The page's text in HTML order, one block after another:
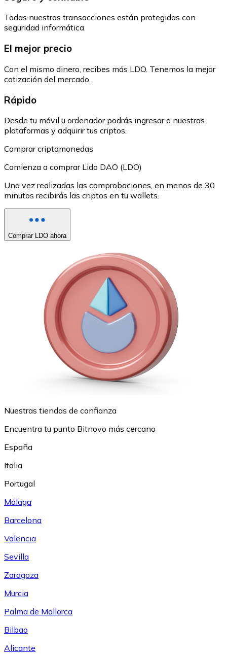
Todas nuestras transacciones están protegidas con
seguridad informática.
El mejor precio
Con el mismo dinero, recibes más LDO. Tenemos la mejor
cotización del mercado.
Rápido
Desde tu móvil u ordenador podrás ingresar a nuestras
plataformas y adquirir tus criptos.
Comprar criptomonedas
Comienza a comprar Lido DAO (LDO)
Una vez realizadas las comprobaciones, en menos de 30
minutos recibirás las criptos en tu wallets.
Comprar LDO ahora
Nuestras tiendas de confianza
Encuentra tu punto Bitnovo más cercano
España
Italia
Portugal
Málaga
Barcelona
Valencia
Sevilla
Zaragoza
Murcia
Palma de Mallorca
Bilbao
Alicante